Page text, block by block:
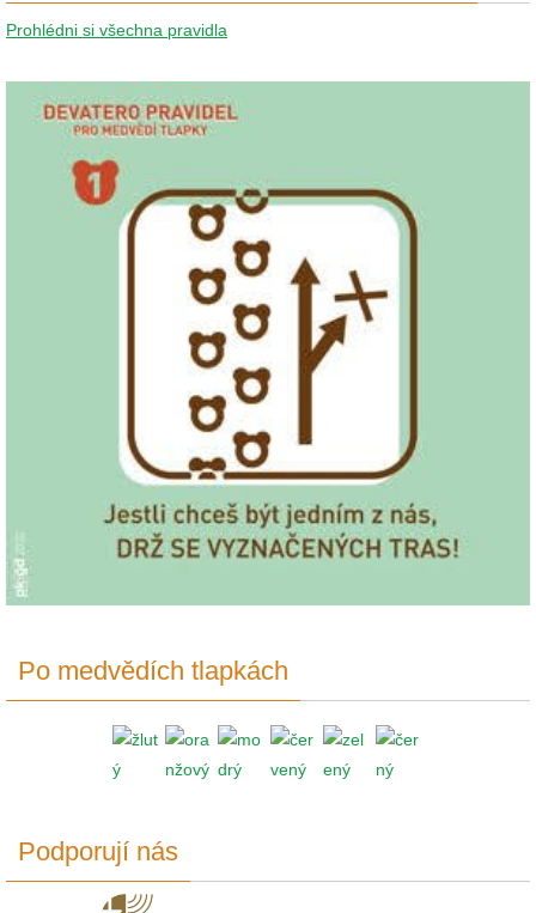
Prohlédni si všechna pravidla
Po medvědích tlapkách
Podporují nás